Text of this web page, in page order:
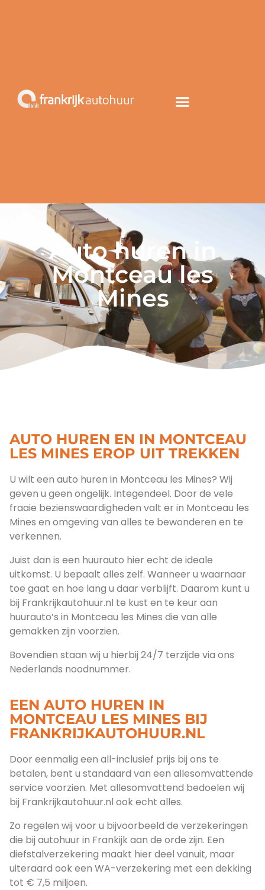
Auto huren in
Montceau les
Mines
AUTO HUREN EN IN MONTCEAU
LES MINES EROP UIT TREKKEN
U wilt een auto huren in Montceau les Mines? Wij
geven u geen ongelijk. Integendeel. Door de vele
fraaie bezienswaardigheden valt er in Montceau les
Mines en omgeving van alles te bewonderen en te
verkennen.
Juist dan is een huurauto hier echt de ideale
uitkomst. U bepaalt alles zelf. Wanneer u waarnaar
toe gaat en hoe lang u daar verblijft. Daarom kunt u
bij Frankrijkautohuur.nl te kust en te keur aan
huurauto’s in Montceau les Mines die van alle
gemakken zijn voorzien.
Bovendien staan wij u hierbij 24/7 terzijde via ons
Nederlands noodnummer.
EEN AUTO HUREN IN
MONTCEAU LES MINES BIJ
FRANKRIJKAUTOHUUR.NL
Door eenmalig een all-inclusief prijs bij ons te
betalen, bent u standaard van een allesomvattende
service voorzien. Met allesomvattend bedoelen wij
bij Frankrijkautohuur.nl ook echt alles.
Zo regelen wij voor u bijvoorbeeld de verzekeringen
die bij autohuur in Frankijk aan de orde zijn. Een
diefstalverzekering maakt hier deel vanuit, maar
uiteraard ook een WA-verzekering met een dekking
tot € 7,5 miljoen.